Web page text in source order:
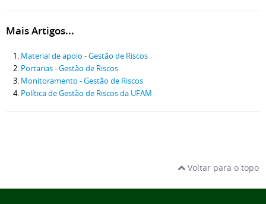
Mais Artigos...
Material de apoio - Gestão de Riscos
Portarias - Gestão de Riscos
Monitoramento - Gestão de Riscos
Política de Gestão de Riscos da UFAM
Voltar para o topo